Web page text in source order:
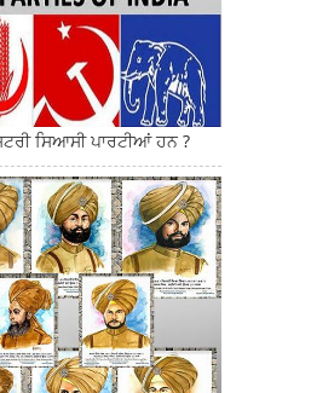
ਸਿਆਸੀ ਪਾਰਟੀਆਂ ਹਨ ?